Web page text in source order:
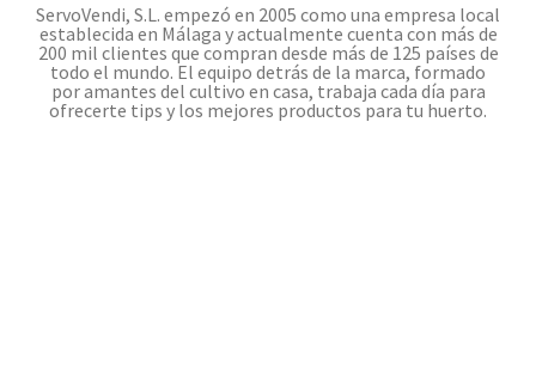
ServoVendi, S.L. empezó en 2005 como una empresa local
establecida en Málaga y actualmente cuenta con más de
200 mil clientes que compran desde más de 125 países de
todo el mundo. El equipo detrás de la marca, formado
por amantes del cultivo en casa, trabaja cada día para
ofrecerte tips y los mejores productos para tu huerto.